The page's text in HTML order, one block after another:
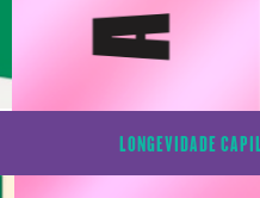
LONGEVIDADE